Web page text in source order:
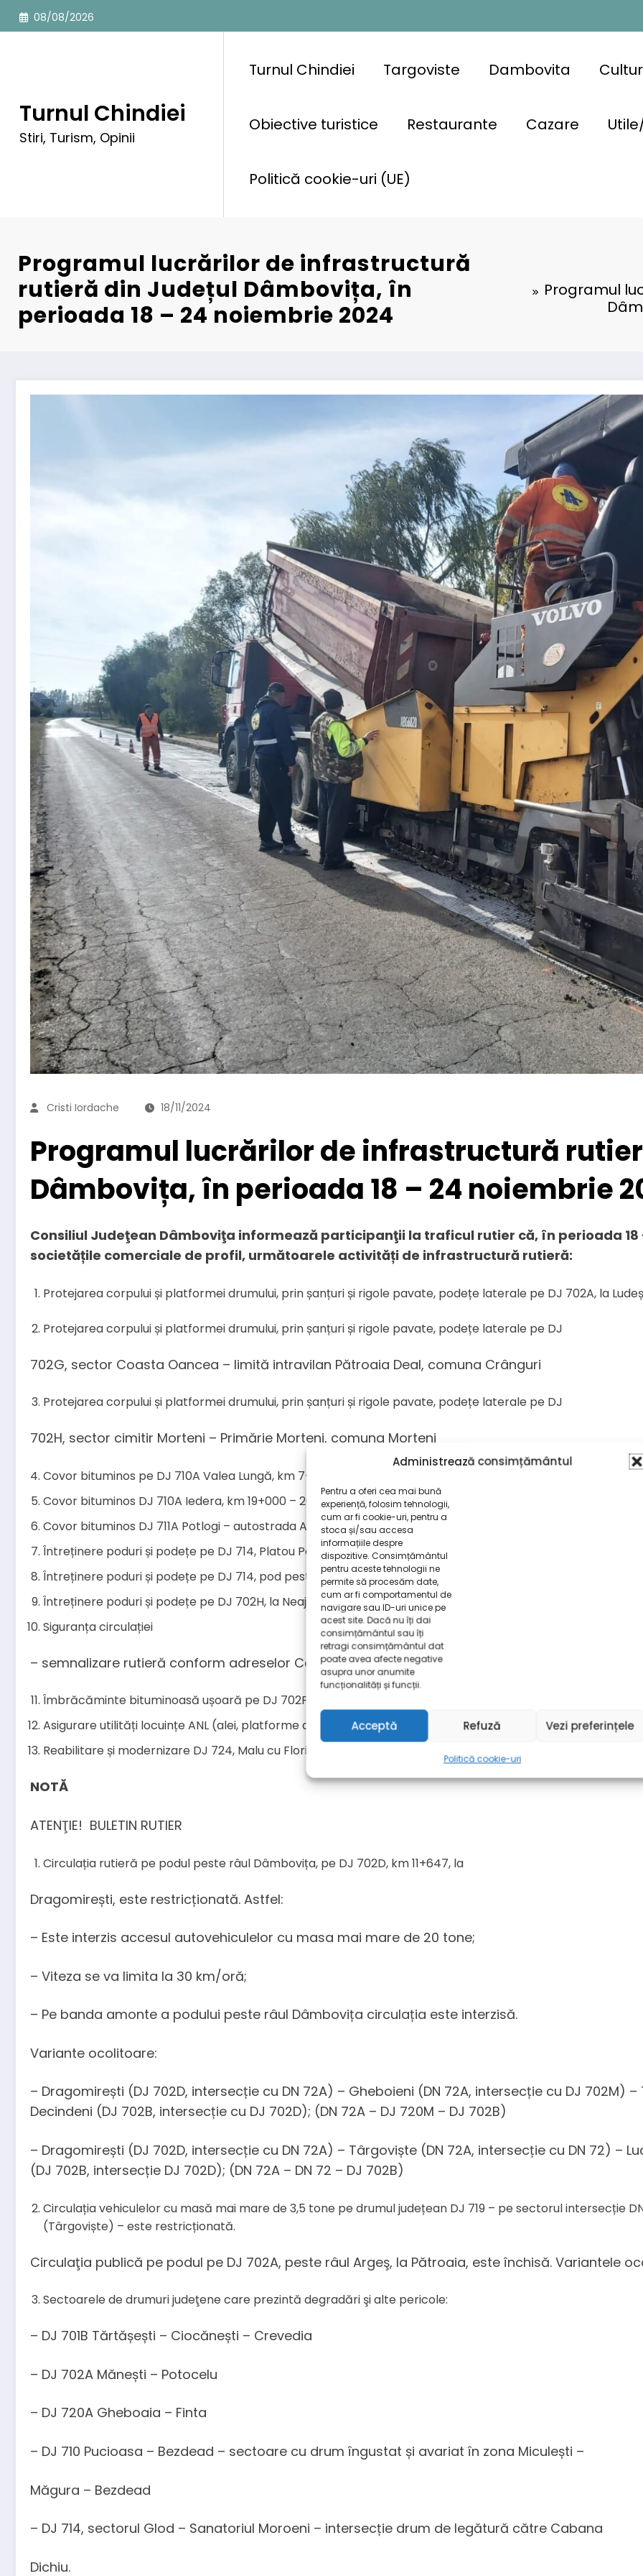
Administrează consimțământul
Pentru a oferi cea mai bună
experiență, folosim tehnologii,
cum ar fi cookie-uri, pentru a
stoca și/sau accesa
informațiile despre
dispozitive. Consimțământul
pentru aceste tehnologii ne
permite să procesăm date,
cum ar fi comportamentul de
navigare sau ID-uri unice pe
acest site. Dacă nu îți dai
consimțământul sau îți
retragi consimțământul dat
poate avea afecte negative
asupra unor anumite
funcționalități și funcții.
Acceptă Refuză Vezi preferințele
Politică cookie-uri
08/08/2026
Turnul Chindiei
Stiri, Turism, Opinii
Turnul Chindiei Targoviste Dambovita
Obiective turistice Restaurante Cazare
Politică cookie-uri (UE)
Programul lucrărilor de infrastructură
rutieră din Județul Dâmbovița, în
perioada 18 – 24 noiembrie 2024
Programul
Cristi Iordache 18/11/2024
Programul lucrărilor de infrastructură
Dâmbovița, în perioada 18 – 24 noiembrie
Consiliul Judeţean Dâmboviţa informează participanţii la traficul rutier că, în perioada
societățile comerciale de profil, următoarele activități de infrastructură rutieră:
Protejarea corpului și platformei drumului, prin șanțuri și rigole pavate, podețe laterale pe DJ 702A, la
Protejarea corpului și platformei drumului, prin șanțuri și rigole pavate, podețe laterale pe DJ
702G, sector Coasta Oancea – limită intravilan Pătroaia Deal, comuna Crânguri
Protejarea corpului și platformei drumului, prin șanțuri și rigole pavate, podețe laterale pe DJ
702H, sector cimitir Morteni – Primărie Morteni, comuna Morteni
Covor bituminos pe DJ 710A Valea Lungă, km 7+000 – 12+450 – ridicat capace, acostamente
Covor bituminos DJ 710A Iedera, km 19+000 – 20+800 – acostamente
Covor bituminos DJ 711A Potlogi – autostrada A1
Întreținere poduri și podețe pe DJ 714, Platou Padina, km 33+997
Întreținere poduri și podețe pe DJ 714, pod peste Ialomița, punct Casa Iustin
Întreținere poduri și podețe pe DJ 702H, la Neajlov, comuna Morteni
Siguranța circulației
– semnalizare rutieră conform adreselor Consiliului Județean Dâmbovița
Îmbrăcăminte bituminoasă ușoară pe DJ 702P, Mogoșești – Geangoești
Asigurare utilități locuințe ANL (alei, platforme asfaltate)
Reabilitare și modernizare DJ 724, Malu cu Flori – Pucheni
NOTĂ
ATENŢIE! BULETIN RUTIER
Circulația rutieră pe podul peste râul Dâmbovița, pe DJ 702D, km 11+647, la
Dragomirești, este restricționată. Astfel:
– Este interzis accesul autovehiculelor cu masa mai mare de 20 tone;
– Viteza se va limita la 30 km/oră;
– Pe banda amonte a podului peste râul Dâmbovița circulația este interzisă.
Variante ocolitoare:
– Dragomirești (DJ 702D, intersecție cu DN 72A) – Gheboieni (DN 72A, intersecție cu DJ 702M)
Decindeni (DJ 702B, intersecție cu DJ 702D); (DN 72A – DJ 720M – DJ 702B)
– Dragomirești (DJ 702D, intersecție cu DN 72A) – Târgoviște (DN 72A, intersecție cu DN 72) –
(DJ 702B, intersecție DJ 702D); (DN 72A – DN 72 – DJ 702B)
Circulația vehiculelor cu masă mai mare de 3,5 tone pe drumul județean DJ 719 – pe sectorul intersecție
(Târgoviște) – este restricționată.
Circulaţia publică pe podul pe DJ 702A, peste râul Argeş, la Pătroaia, este închisă. Variantele
Sectoarele de drumuri judeţene care prezintă degradări şi alte pericole:
– DJ 701B Tărtășești – Ciocănești – Crevedia
– DJ 702A Mănești – Potocelu
– DJ 720A Gheboaia – Finta
– DJ 710 Pucioasa – Bezdead – sectoare cu drum îngustat și avariat în zona Miculești –
Măgura – Bezdead
– DJ 714, sectorul Glod – Sanatoriul Moroeni – intersecție drum de legătură către Cabana
Dichiu.